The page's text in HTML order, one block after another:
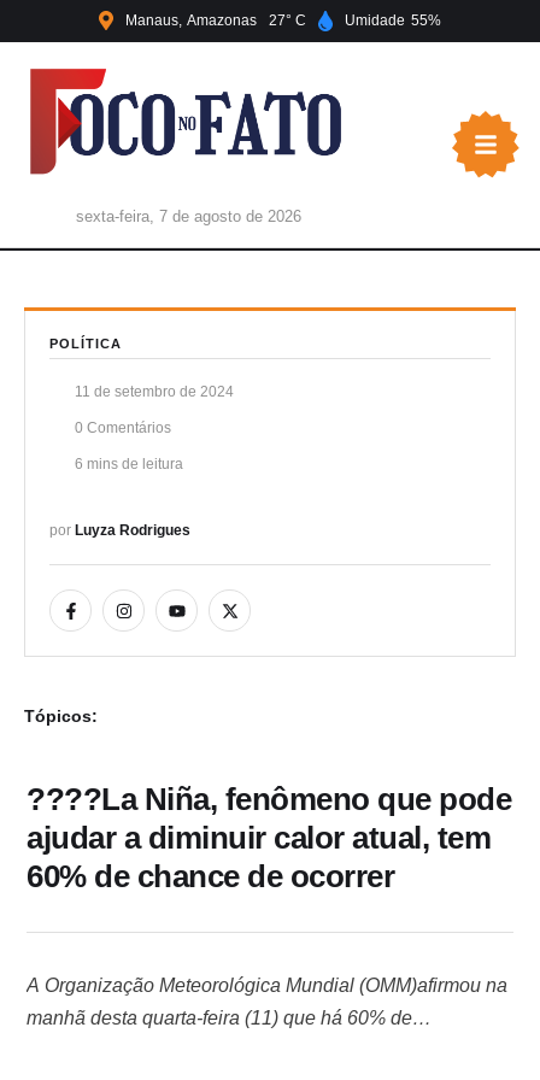
Manaus Amazonas 27 Umidade 55
sexta-feira, 7 de agosto de 2026
POLÍTICA
11 de setembro de 2024
0 Comentários
6 mins de leitura
por Luyza Rodrigues
Tópicos:
????La Niña, fenômeno que pode
ajudar a diminuir calor atual, tem
60% de chance de ocorrer
A Organização Meteorológica Mundial (OMM)afirmou na
manhã desta quarta-feira (11) que há 60% de